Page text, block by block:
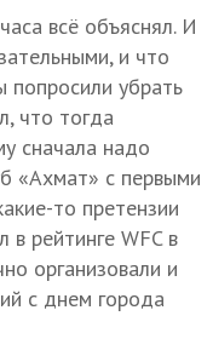
всё объяснял. И
и что
убрать
что тогда
сначала надо
«Ахмат» с первыми
то претензии
рейтинге WFC в
организовали и
с днем города